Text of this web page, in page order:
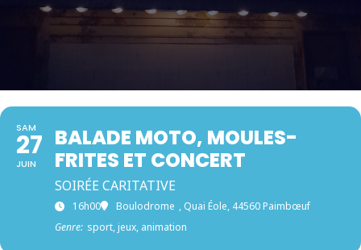
SAM
27
JUIN
BALADE MOTO, MOULES-
FRITES ET CONCERT
SOIRÉE CARITATIVE
16h00 Boulodrome , Quai Éole, 44560 Paimbœuf
Genre: sport, jeux, animation